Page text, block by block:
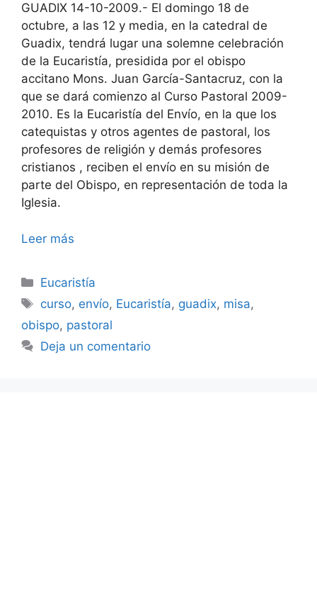
GUADIX 14-10-2009.- El domingo 18 de
octubre, a las 12 y media, en la catedral de
Guadix, tendrá lugar una solemne celebración
de la Eucaristía, presidida por el obispo
accitano Mons. Juan García-Santacruz, con la
que se dará comienzo al Curso Pastoral 2009-
2010. Es la Eucaristía del Envío, en la que los
catequistas y otros agentes de pastoral, los
profesores de religión y demás profesores
cristianos , reciben el envío en su misión de
parte del Obispo, en representación de toda la
Iglesia.
Leer más
Categorías
Eucaristía
Etiquetas
curso, envío, Eucaristía, guadix, misa,
obispo, pastoral
Deja un comentario